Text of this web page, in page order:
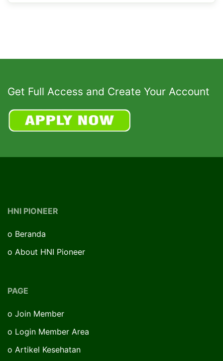
Get Full Access and Create Your Account
HNI PIONEER
o Beranda
o About HNI Pioneer
PAGE
o Join Member
o Login Member Area
o Artikel Kesehatan